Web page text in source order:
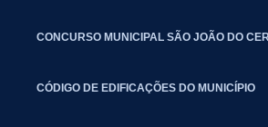
CONCURSO MUNICIPAL SÃO JOÃO DO
CÓDIGO DE EDIFICAÇÕES DO MUNICÍPIO